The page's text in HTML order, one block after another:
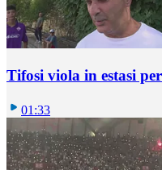
Tifosi viola in estasi
01:33